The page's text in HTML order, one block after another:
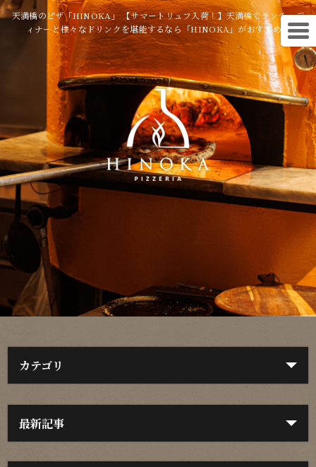
天満橋のピザ「HINOKA」 【サマートリュフ入荷！】天満橋でランチ・デ
ィナーと様々なドリンクを堪能するなら「HINOKA」がおすすめ★
カテゴリ
最新記事